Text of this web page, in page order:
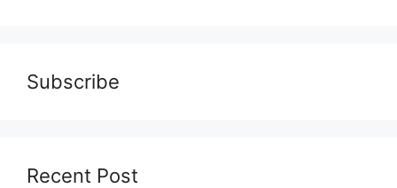
Subscribe
Recent Post